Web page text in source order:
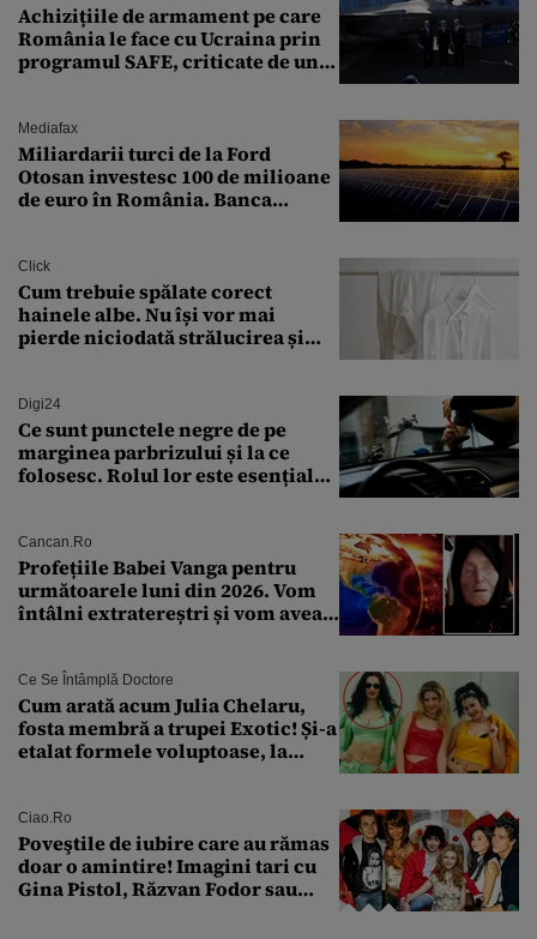
Achizițiile de armament pe care
România le face cu Ucraina prin
programul SAFE, criticate de un
Mediafax
Miliardarii turci de la Ford
Otosan investesc 100 de milioane
de euro în România. Banca
Click
Cum trebuie spălate corect
hainele albe. Nu își vor mai
pierde niciodată strălucirea și
Digi24
Ce sunt punctele negre de pe
marginea parbrizului și la ce
folosesc. Rolul lor este esențial
Cancan.ro
Profețiile Babei Vanga pentru
următoarele luni din 2026. Vom
întâlni extratereștri și vom avea
Ce Se Întâmplă Doctore
Cum arată acum Julia Chelaru,
fosta membră a trupei Exotic! Și-a
etalat formele voluptoase, la
Ciao.ro
Poveştile de iubire care au rămas
doar o amintire! Imagini tari cu
Gina Pistol, Răzvan Fodor sau